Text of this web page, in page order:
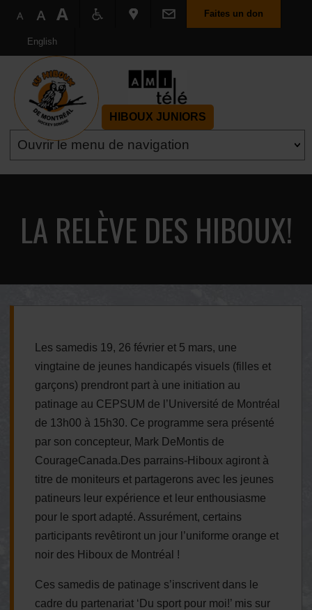
Faites un don
English
HIBOUX JUNIORS
LA RELÈVE DES HIBOUX!
Les samedis 19, 26 février et 5 mars, une
vingtaine de jeunes handicapés visuels (filles et
garçons) prendront part à une initiation au
patinage au CEPSUM de l’Université de Montréal
de 13h00 à 15h30. Ce programme sera présenté
par son concepteur, Mark DeMontis de
CourageCanada.Des parrains-Hiboux agiront à
titre de moniteurs et partagerons avec les jeunes
patineurs leur expérience et leur enthousiasme
pour le sport adapté. Assurément, certains
participants revêtiront un jour l’uniforme orange et
noir des Hiboux de Montréal !
Ces samedis de patinage s’inscrivent dans le
cadre du partenariat ‘Du sport pour moi!’ mis sur